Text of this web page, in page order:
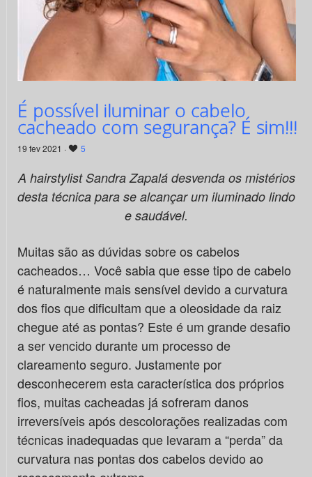
É possível iluminar o cabelo
cacheado com segurança? É sim!!!
19 fev 2021 · 5
A hairstylist Sandra Zapalá desvenda os mistérios
desta técnica para se alcançar um iluminado lindo
e saudável.
Muitas são as dúvidas sobre os cabelos
cacheados… Você sabia que esse tipo de cabelo
é naturalmente mais sensível devido a curvatura
dos fios que dificultam que a oleosidade da raiz
chegue até as pontas? Este é um grande desafio
a ser vencido durante um processo de
clareamento seguro. Justamente por
desconhecerem esta característica dos próprios
fios, muitas cacheadas já sofreram danos
irreversíveis após descolorações realizadas com
técnicas inadequadas que levaram a “perda” da
curvatura nas pontas dos cabelos devido ao